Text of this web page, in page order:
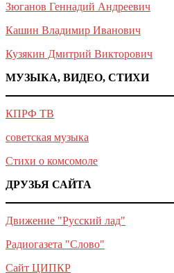
Зюганов Геннадий Андреевич
Кашин Владимир Иванович
Кузякин Дмитрий Викторович
МУЗЫКА, ВИДЕО, СТИХИ
КПРФ ТВ
советская музыка
Стихи о комсомоле
ДРУЗЬЯ САЙТА
Движение "Русский лад"
Радиогазета "Слово"
Сайт ЦИПКР